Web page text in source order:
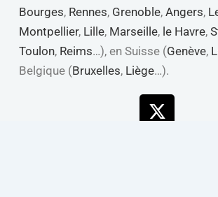
Bourges, Rennes, Grenoble, Angers,
Montpellier, Lille, Marseille, le Havre,
Toulon, Reims…), en Suisse (Genève,
Belgique (Bruxelles, Liège…).
X-
twitter
Linkedin
Youtube